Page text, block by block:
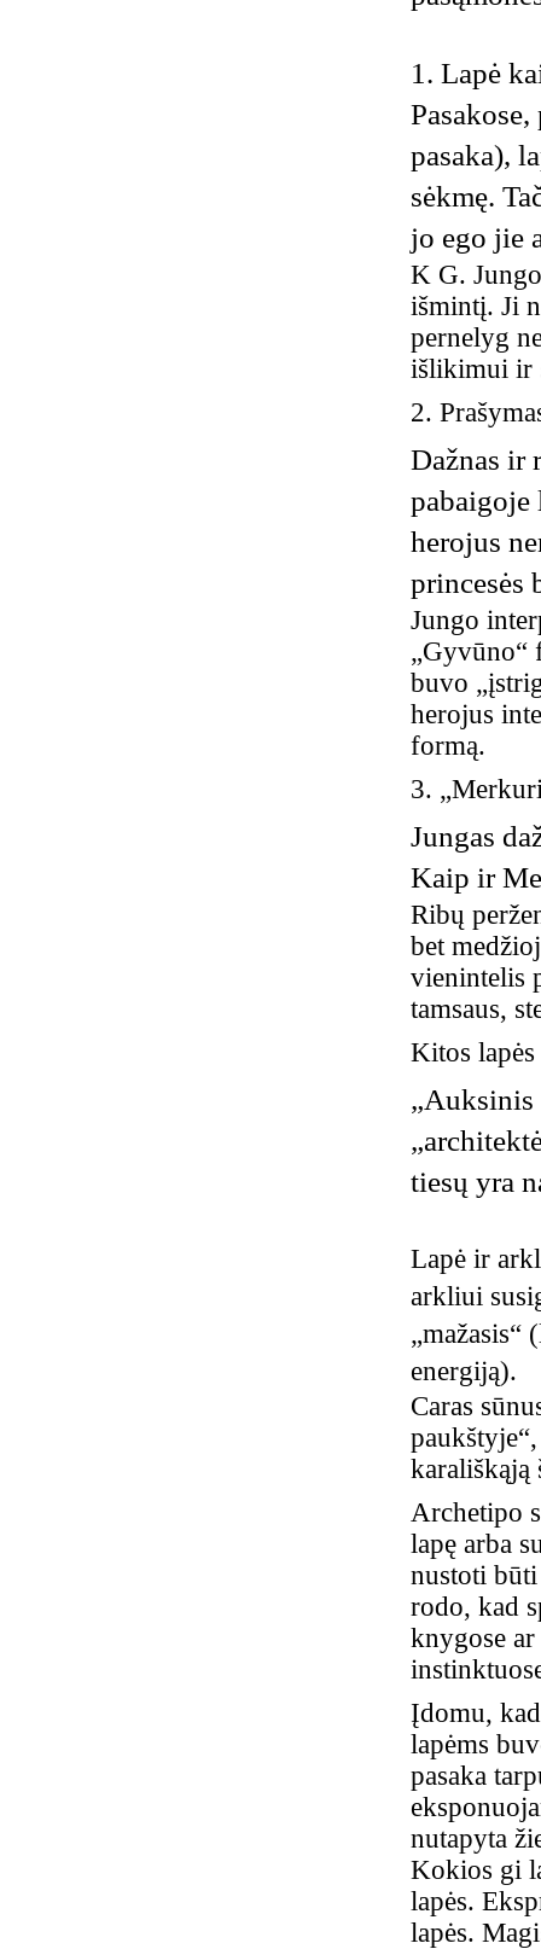
1. Lapė
pasaka),
sėkmę.
jo ego jie
K G.
išmintį. Ji
pernelyg
išlikimui ir
2.
Dažnas ir
pabaigoje
herojus
princesės
Jungo
„Gyvūno“
buvo
herojus
formą.
3.
Jungas
Kaip ir
Ribų
bet
vienintelis
tamsaus,
Kitos
„Auksinis
tiesų yra
Lapė ir
arkliui
„mažasis“
energiją).
Caras
karališkąją
Archetipo
lapę arba
nustoti
rodo, kad
knygose
Įdomu,
lapėms
pasaka
nutapyta
Kokios gi
lapės.
lapės.